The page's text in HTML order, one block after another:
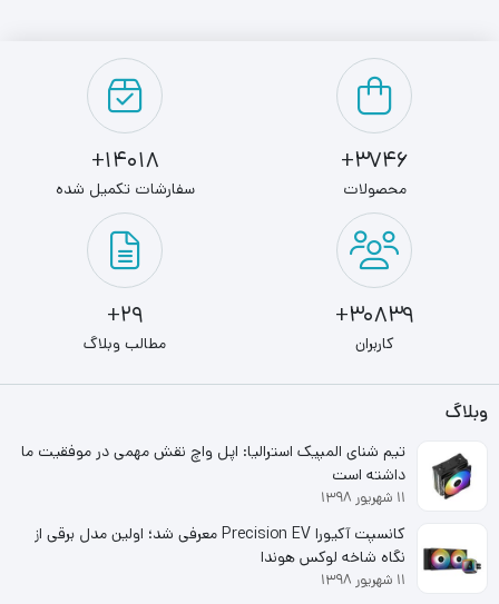
ارمغان می‌آورد و صفحه نمایش مات می باشد که بازتاب نور
صفحه نمایش جلوگیری می‌کند همچنین رزولوشن صفحه فول
اچ دی ۱۰۸۰ × ۱۹۲۰ پیکسل – Full HD میباشد که برای استفاده
عمومی و این رنج قیمت بسیار مناسب است.
3746+
محصولات
14018+
سفارشات تکمیل شده
30839+
کاربران
29+
مطالب وبلاگ
وبلاگ
تیم شنای المپیک استرالیا: اپل واچ نقش مهمی در موفقیت ما
داشته است
۱۱ شهریور ۱۳۹۸
کانسپت آکیورا Precision EV معرفی شد؛ اولین مدل برقی از
نگاه شاخه لوکس هوندا
۱۱ شهریور ۱۳۹۸